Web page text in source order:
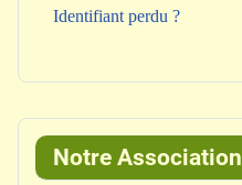
Notre Association
Identifiant perdu ?